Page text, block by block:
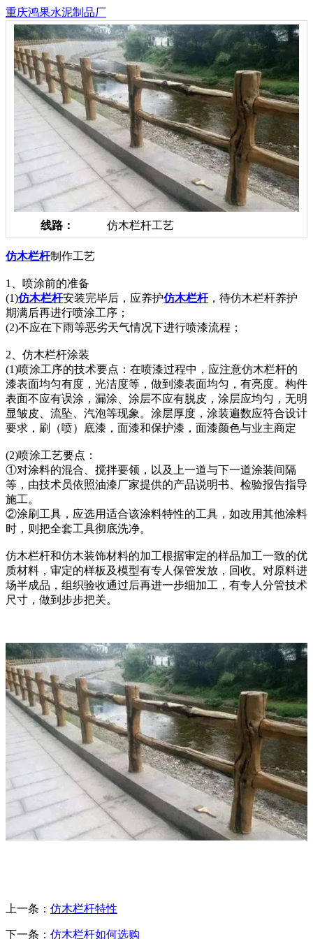
重庆鸿果水泥制品厂
线路： 仿木栏杆工艺
仿木栏杆制作工艺
1、喷涂前的准备
(1)仿木栏杆安装完毕后，应养护仿木栏杆，待仿木栏杆养护
期满后再进行喷涂工序；
(2)不应在下雨等恶劣天气情况下进行喷漆流程；
2、仿木栏杆涂装
(1)喷涂工序的技术要点：在喷漆过程中，应注意仿木栏杆的
漆表面均匀有度，光洁度等，做到漆表面均匀，有亮度。构件
表面不应有误涂，漏涂、涂层不应有脱皮，涂层应均匀，无明
显皱皮、流坠、汽泡等现象。涂层厚度，涂装遍数应符合设计
要求，刷（喷）底漆，面漆和保护漆，面漆颜色与业主商定
(2)喷涂工艺要点：
①对涂料的混合、搅拌要领，以及上一道与下一道涂装间隔
等，由技术员依照油漆厂家提供的产品说明书、检验报告指导
施工。
②涂刷工具，应选用适合该涂料特性的工具，如改用其他涂料
时，则把全套工具彻底洗净。
仿木栏杆和仿木装饰材料的加工根据审定的样品加工一致的优
质材料，审定的样板及模型有专人保管发放，回收。对原料进
场半成品，组织验收通过后再进一步细加工，有专人分管技术
尺寸，做到步步把关。
上一条： 仿木栏杆特性
下一条： 仿木栏杆如何选购